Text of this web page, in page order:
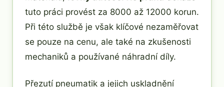
tuto práci provést za 8000 až 12000 korun.
Při této službě je však klíčové nezaměřovat
se pouze na cenu, ale také na zkušenosti
mechaniků a používané náhradní díly.
Přezutí pneumatik a jejich uskladnění